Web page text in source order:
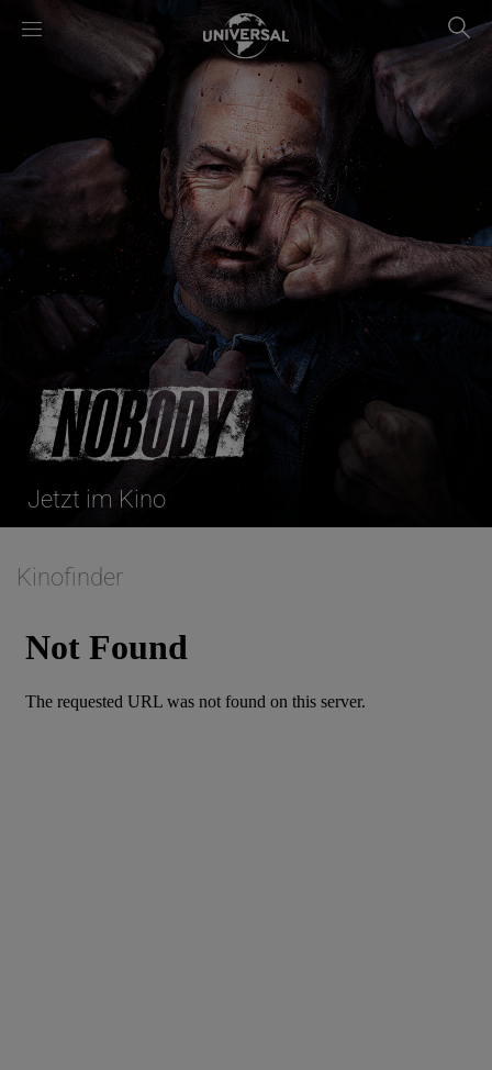
Jetzt im Kino
Kinofinder